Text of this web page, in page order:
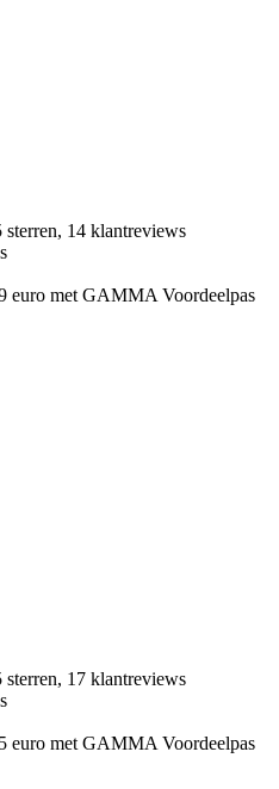
sterren, 14 klantreviews
euro met GAMMA Voordeelpas
sterren, 17 klantreviews
euro met GAMMA Voordeelpas